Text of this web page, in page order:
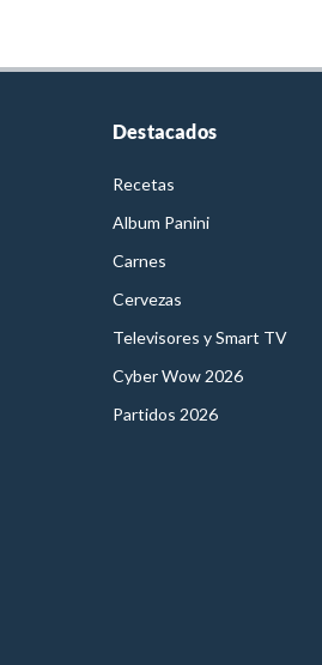
Destacados
Recetas
Album Panini
Carnes
Cervezas
Televisores y Smart TV
Cyber Wow 2026
Partidos 2026